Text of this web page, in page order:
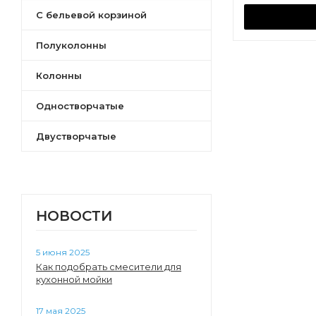
Марти
Симпл
Астера
Либерти
Нео-Классика
С бельевой корзиной
Полуколонны
Колонны
Одностворчатые
Двустворчатые
НОВОСТИ
5 июня 2025
Как подобрать смесители для
кухонной мойки
17 мая 2025